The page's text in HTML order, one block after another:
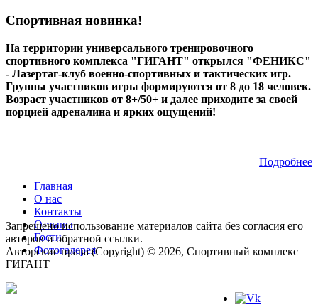
Спортивная новинка!
На территории универсального тренировочного
спортивного комплекса "ГИГАНТ" открылся "ФЕНИКС"
- Лазертаг-клуб военно-спортивных и тактических игр.
Группы участников игры формируются от 8 до 18 человек.
Возраст участников от 8+/50+ и далее приходите за своей
порцией адреналина и ярких ощущений!
Подробнее
Главная
О нас
Контакты
Отзывы
Гости
Фотогалерея
Запрещено использование материалов сайта без согласия его
авторов и обратной ссылки.
Авторские права (Copyright) © 2026, Спортивный комплекс
ГИГАНТ